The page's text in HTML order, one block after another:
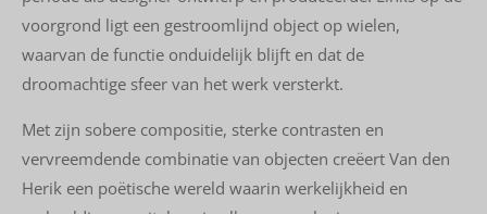
voorgrond ligt een gestroomlijnd object op wielen,
waarvan de functie onduidelijk blijft en dat de
droomachtige sfeer van het werk versterkt.
Met zijn sobere compositie, sterke contrasten en
vervreemdende combinatie van objecten creëert Van den
Herik een poëtische wereld waarin werkelijkheid en